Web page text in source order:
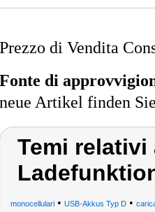
Prezzo di Vendita
Fonte di
neue Artikel finden
Temi relativi
monocellulari • USB-Akkus Typ D •